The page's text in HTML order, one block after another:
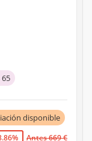
disponible
Antes 669 €